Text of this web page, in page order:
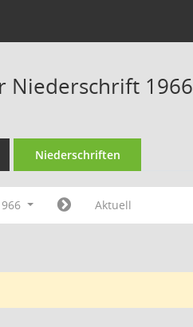
Niederschrift 1966
Niederschriften
Aktuell